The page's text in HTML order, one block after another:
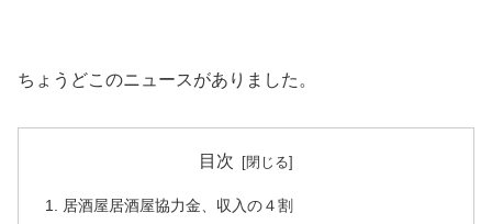
ちょうどこのニュースがありました。
目次
居酒屋居酒屋協力金、収入の４割